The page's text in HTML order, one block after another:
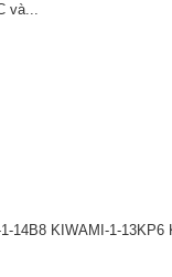
và...
KIWAMI-1-13KP6